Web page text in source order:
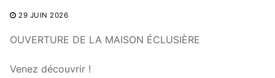
29 JUIN 2026
OUVERTURE DE LA MAISON ÉCLUSIÈRE
Venez découvrir !